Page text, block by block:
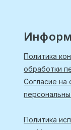
Политика
обработки
Согласие на
Политика